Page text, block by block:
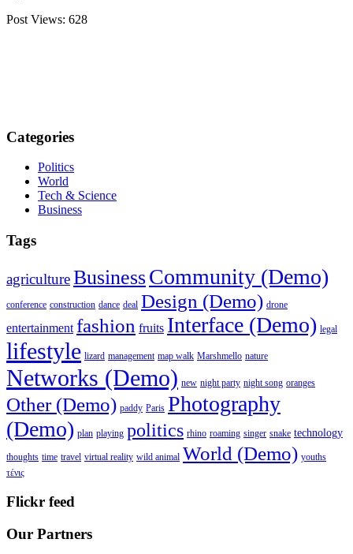
Post Views: 628
Categories
Politics
World
Tech & Science
Business
Tags
agricultureBusinessCommunity (Demo)
conference construction dance deal Design (Demo) drone
entertainment fashion fruits Interface (Demo) legal
lifestyle lizard management map walk Marshmello nature
Networks (Demo) new night party night song oranges
Other (Demo) paddy Paris Photography
(Demo) plan playing politics rhino roaming singer snake technology
thoughts time travel virtual reality wild animal World (Demo) youths
τένις
Flickr feed
Our Partners